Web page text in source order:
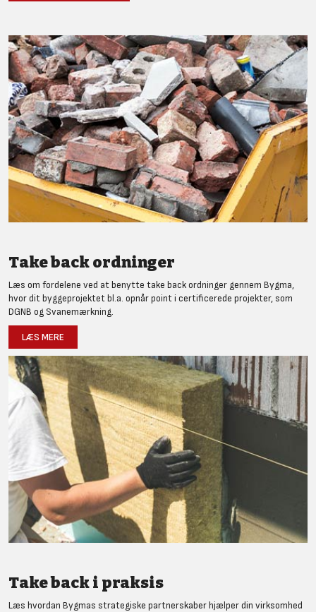
Take back ordninger
Læs om fordelene ved at benytte take back ordninger gennem Bygma,
hvor dit byggeprojektet bl.a. opnår point i certificerede projekter, som
DGNB og Svanemærkning.
LÆS MERE
Take back i praksis
Læs hvordan Bygmas strategiske partnerskaber hjælper din virksomhed